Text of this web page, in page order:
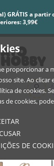
proporcionar a
site. Ao clicar
de cookies.
de cookies,
DE
GRÁTIS a
3,99€